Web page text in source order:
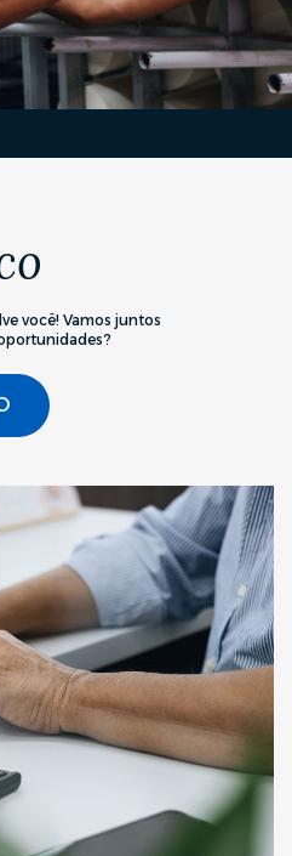
você! Vamos juntos